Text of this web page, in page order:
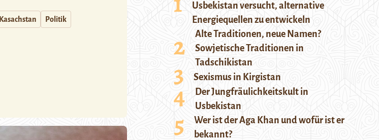
Kasachstan Politik
Usbekistan versucht, alternative
Energiequellen zu entwickeln
Alte Traditionen, neue Namen?
Sowjetische Traditionen in
Tadschikistan
Sexismus in Kirgistan
Der Jungfräulichkeitskult in
Usbekistan
Wer ist der Aga Khan und wofür ist er
bekannt?